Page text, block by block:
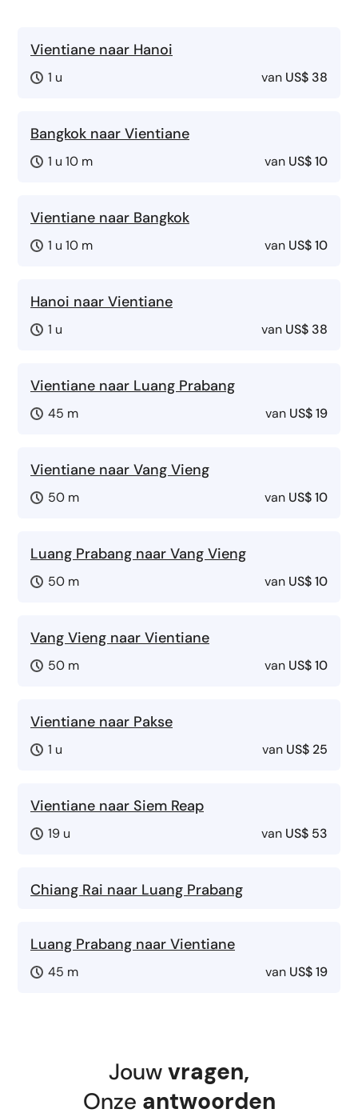
Vientiane naar Hanoi
1 u van US$ 38
Bangkok naar Vientiane
1 u 10 m van US$ 10
Vientiane naar Bangkok
1 u 10 m van US$ 10
Hanoi naar Vientiane
1 u van US$ 38
Vientiane naar Luang Prabang
45 m van US$ 19
Vientiane naar Vang Vieng
50 m van US$ 10
Luang Prabang naar Vang Vieng
50 m van US$ 10
Vang Vieng naar Vientiane
50 m van US$ 10
Vientiane naar Pakse
1 u van US$ 25
Vientiane naar Siem Reap
19 u van US$ 53
Chiang Rai naar Luang Prabang
Luang Prabang naar Vientiane
45 m van US$ 19
Jouwvragen,
Onze antwoorden